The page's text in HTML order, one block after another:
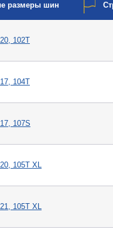
размеры шин
102T
104T
107S
105T XL
105T XL